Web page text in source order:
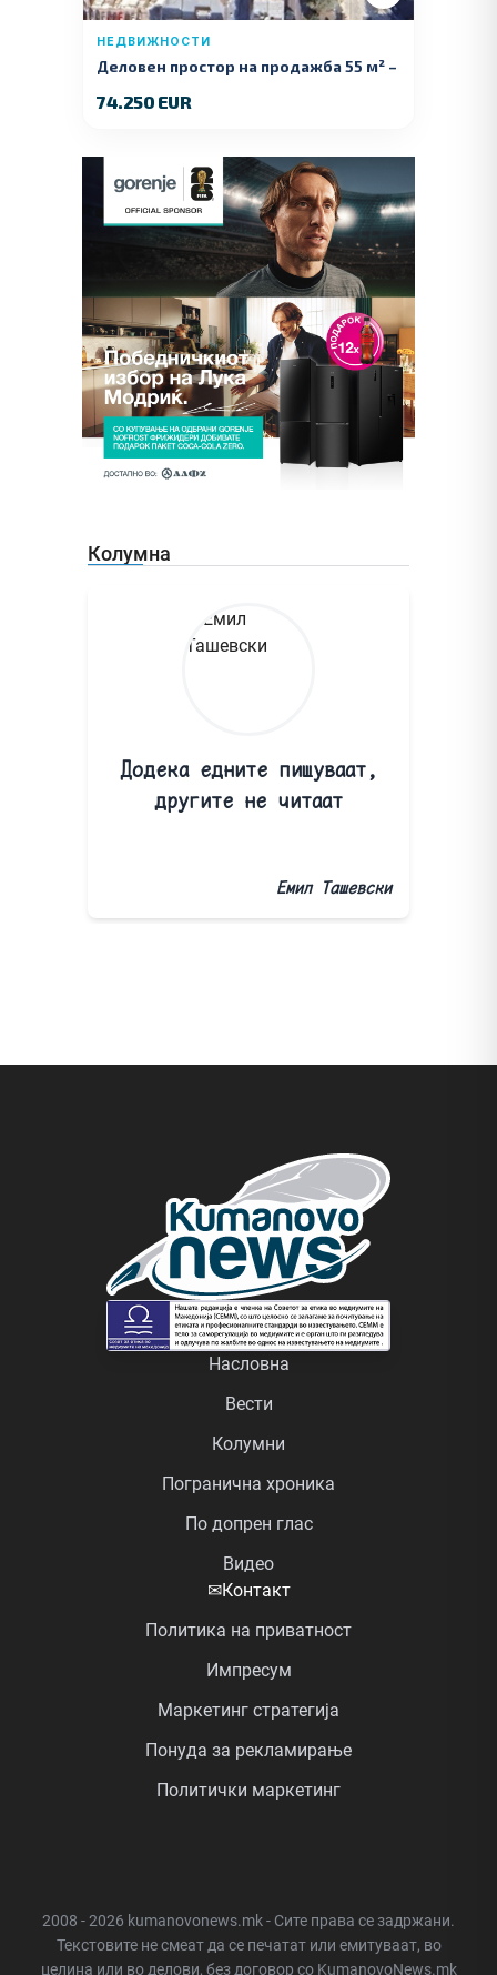
НЕДВИЖНОСТИ
Деловен простор на продажба 55 м² –
74.250 EUR
Колумна
Додека едните пишуваат,
другите не читаат
Емил Ташевски
Насловна
Вести
Колумни
Погранична хроника
По допрен глас
Видео
✉Контакт
Политика на приватност
Импресум
Маркетинг стратегија
Понуда за рекламирање
Политички маркетинг
2008 - 2026 kumanovonews.mk - Сите права се задржани.
Текстовите не смеат да се печатат или емитуваат, во
целина или во делови, без договор со KumanovoNews.mk